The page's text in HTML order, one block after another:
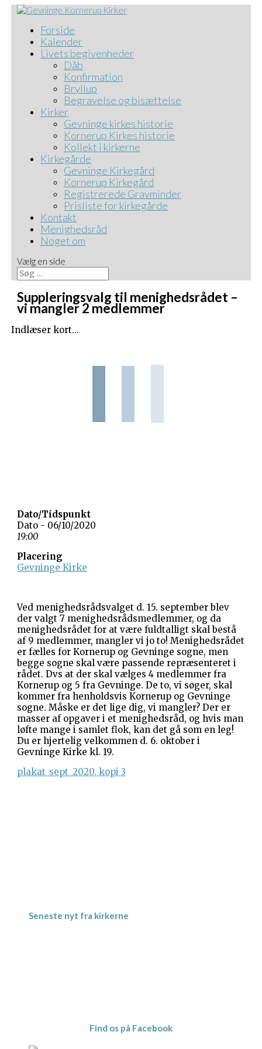
Forside
Kalender
Livets begivenheder
Dåb
Konfirmation
Bryllup
Begravelse og bisættelse
Kirker
Gevninge kirkes historie
Kornerup Kirkes historie
Kollekt i kirkerne
Kirkegårde
Gevninge Kirkegård
Kornerup Kirkegård
Registrerede Gravminder
Prisliste for kirkegårde
Kontakt
Menighedsråd
Noget om
Vælg en side
Suppleringsvalg til menighedsrådet –
vi mangler 2 medlemmer
Indlæser kort...
Dato/Tidspunkt
Dato - 06/10/2020
19:00
Placering
Gevninge Kirke
Ved menighedsrådsvalget d. 15. september blev
der valgt 7 menighedsrådsmedlemmer, og da
menighedsrådet for at være fuldtalligt skal bestå
af 9 medlemmer, mangler vi jo to! Menighedsrådet
er fælles for Kornerup og Gevninge sogne, men
begge sogne skal være passende repræsenteret i
rådet. Dvs at der skal vælges 4 medlemmer fra
Kornerup og 5 fra Gevninge. De to, vi søger, skal
kommer fra henholdsvis Kornerup og Gevninge
sogne. Måske er det lige dig, vi mangler? Der er
masser af opgaver i et menighedsråd, og hvis man
løfte mange i samlet flok, kan det gå som en leg!
Du er hjertelig velkommen d. 6. oktober i
Gevninge Kirke kl. 19.
plakat_sept_2020, kopi 3
Seneste nyt fra kirkerne
Find os på Facebook